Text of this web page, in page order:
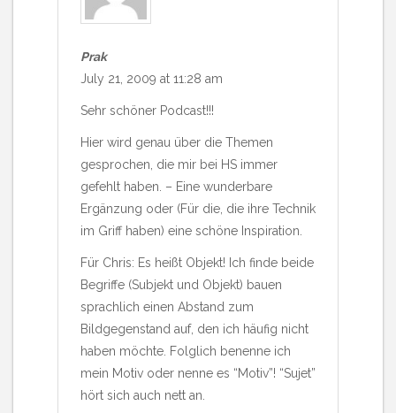
Prak
July 21, 2009 at 11:28 am
Sehr schöner Podcast!!!
Hier wird genau über die Themen
gesprochen, die mir bei HS immer
gefehlt haben. – Eine wunderbare
Ergänzung oder (Für die, die ihre Technik
im Griff haben) eine schöne Inspiration.
Für Chris: Es heißt Objekt! Ich finde beide
Begriffe (Subjekt und Objekt) bauen
sprachlich einen Abstand zum
Bildgegenstand auf, den ich häufig nicht
haben möchte. Folglich benenne ich
mein Motiv oder nenne es “Motiv”! “Sujet”
hört sich auch nett an.